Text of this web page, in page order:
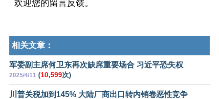
欢迎您的留言反馈。
相关文章：
军委副主席何卫东再次缺席重要场合 习近平恐失权
2025/4/11 (10,599次)
川普关税加到145% 大陆厂商出口转内销卷恶性竞争